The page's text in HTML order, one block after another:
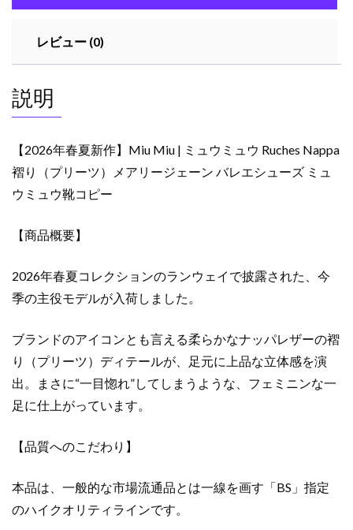
ュ
ュ
Ruches
Nappa
り
（プ
リ
ツ）
ア
リ
ェ
ー
ン
バ
エ
ュ
ズ
レビュー (0)
説明
【2026年春夏新作】Miu Miu | ミュウミュウ Ruches Nappa
褶り（プリーツ）メアリージェーン バレエシューズ ミュ
ウミュウ靴コピー
【商品概要】
2026年春夏コレクションのランウェイで披露された、今
季の主役モデルが入荷しました。
ブランドのアイコンとも言える柔らかなナッパレザーの褶
り（プリーツ）ディテールが、足元に上品な立体感を演
出。まさに“一目惚れ”してしまうような、フェミニンな一
足に仕上がっています。
【品質へのこだわり】
本品は、一般的な市場流通品とは一線を画す「BS」指定
のハイクオリティラインです。